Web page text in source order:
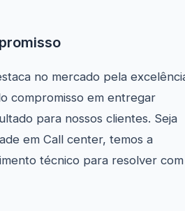
no mercado pela
compromisso em entregar
para nossos clientes. Seja
em Call center, temos a
técnico para resolver com